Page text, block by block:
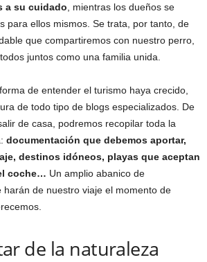
a su cuidado , mientras los dueños se
para ellos mismos. Se trata, por tanto, de
que compartiremos con nuestro perro,
juntos como una familia unida.
de entender el turismo haya crecido,
de todo tipo de blogs especializados. De
de casa, podremos recopilar toda la
documentación que debemos aportar,
destinos idóneos, playas que aceptan
coche… Un amplio abanico de
harán de nuestro viaje el momento de
de la naturaleza